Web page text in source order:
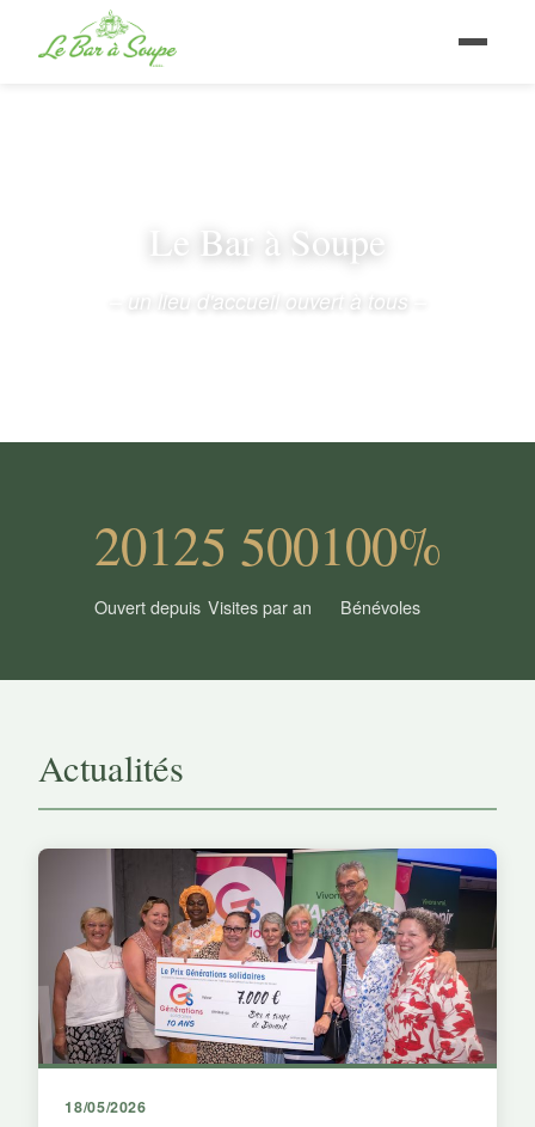
Le Bar à Soupe
– un lieu d'accueil ouvert à tous –
2012
Ouvert depuis
5 500
Visites par an
100%
Bénévoles
Actualités
18/05/2026